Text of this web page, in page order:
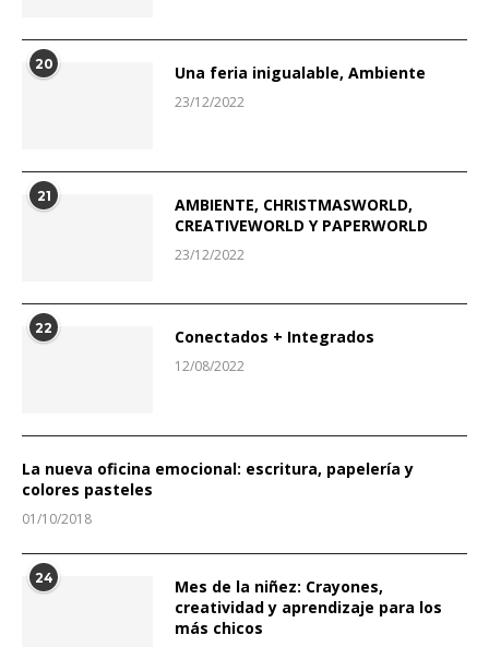
20 Una feria inigualable, Ambiente
23/12/2022
21
AMBIENTE, CHRISTMASWORLD,
CREATIVEWORLD Y PAPERWORLD
23/12/2022
22 Conectados + Integrados
12/08/2022
La nueva oficina emocional: escritura, papelería y
colores pasteles
01/10/2018
24
Mes de la niñez: Crayones,
creatividad y aprendizaje para los
más chicos